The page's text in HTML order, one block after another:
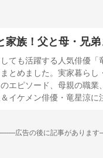
家族！父と母・兄
ても活躍する人気俳優「
とめました。実家暮らし
エピソード、母親の職業
イケメン俳優・竜星涼に
広告の後に記事があります